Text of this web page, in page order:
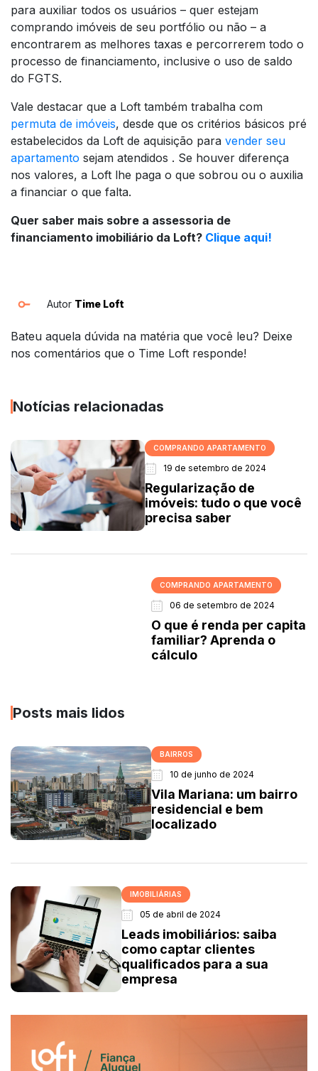
para auxiliar todos os usuários – quer estejam
comprando imóveis de seu portfólio ou não – a
encontrarem as melhores taxas e percorrerem todo o
processo de financiamento, inclusive o uso de saldo
do FGTS.
Vale destacar que a Loft também trabalha com
permuta de imóveis, desde que os critérios básicos pré
estabelecidos da Loft de aquisição para vender seu
apartamento sejam atendidos . Se houver diferença
nos valores, a Loft lhe paga o que sobrou ou o auxilia
a financiar o que falta.
Quer saber mais sobre a assessoria de
financiamento imobiliário da Loft? Clique aqui!
Autor Time Loft
Bateu aquela dúvida na matéria que você leu? Deixe
nos comentários que o Time Loft responde!
Notícias relacionadas
COMPRANDO APARTAMENTO
19 de setembro de 2024
Regularização de
imóveis: tudo o que você
precisa saber
COMPRANDO APARTAMENTO
06 de setembro de 2024
O que é renda per capita
familiar? Aprenda o
cálculo
Posts mais lidos
BAIRROS
10 de junho de 2024
Vila Mariana: um bairro
residencial e bem
localizado
IMOBILIÁRIAS
05 de abril de 2024
Leads imobiliários: saiba
como captar clientes
qualificados para a sua
empresa